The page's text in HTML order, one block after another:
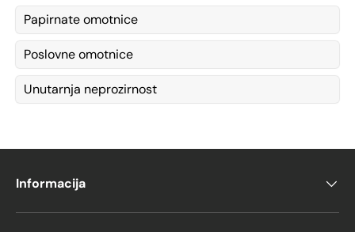
Papirnate omotnice
Poslovne omotnice
Unutarnja neprozirnost
Informacija